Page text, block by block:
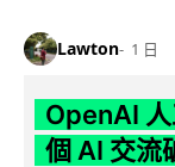
Lawton 1 日
OpenAI
個 AI 交流